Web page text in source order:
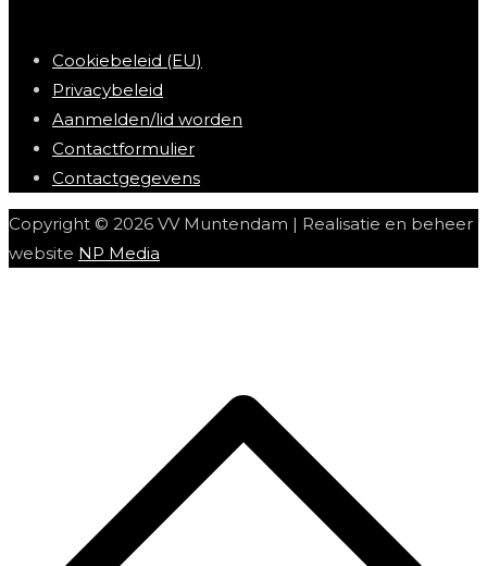
Cookiebeleid (EU)
Privacybeleid
Aanmelden/lid worden
Contactformulier
Contactgegevens
Copyright © 2026 VV Muntendam | Realisatie en beheer
website NP Media